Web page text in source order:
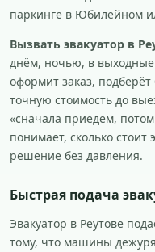
паркинге в Юбилейном
Вызвать эвакуатор в
днём, ночью, в
оформит заказ,
точную стоимость до
«сначала приедем,
понимает, сколько
решение без давления.
Быстрая подача
Эвакуатор в Реутове
тому, что машины